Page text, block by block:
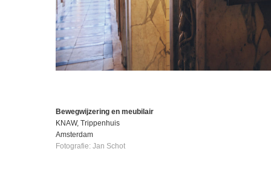
Bewegwijzering en meubilair
KNAW, Trippenhuis
Amsterdam
Fotografie: Jan Schot